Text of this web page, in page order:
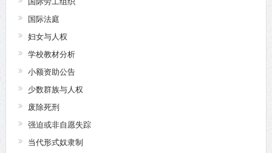
国际法庭
妇女与人权
学校教材分析
小额资助公告
少数群族与人权
废除死刑
强迫或非自愿失踪
当代形式奴隶制